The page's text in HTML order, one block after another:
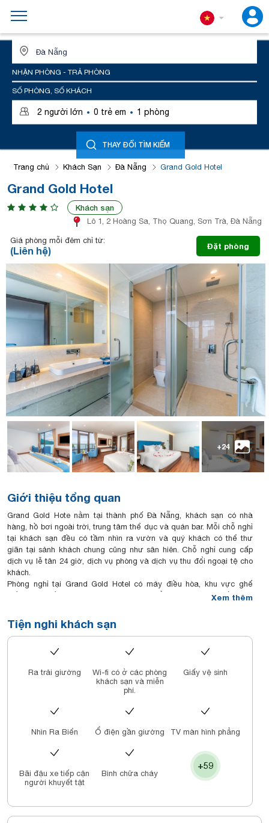
NHẬN PHÒNG - TRẢ PHÒNG
SỐ PHÒNG, SỐ KHÁCH
2 người lớn · 0 trẻ em · 1 phòng
THAY ĐỔI TÌM KIẾM
Trang chủ Khách Sạn Đà Nẵng Grand Gold Hotel
Grand Gold Hotel
Khách sạn
Lô 1, 2 Hoàng Sa, Thọ Quang, Sơn Trà, Đà Nẵng
Giá phòng mỗi đêm chỉ từ:
(Liên hệ) Đặt phòng
+24
Giới thiệu tổng quan
Grand Gold Hote nằm tại thành phố Đà Nẵng, khách sạn có nhà
hàng, hồ bơi ngoài trời, trung tâm thể dục và quán bar. Mỗi chỗ nghỉ
tại khách sạn đều có tầm nhìn ra vườn và quý khách có thể thư
giãn tại sảnh khách chung cũng như sân hiên. Chỗ nghỉ cung cấp
dịch vụ lễ tân 24 giờ, dịch vụ phòng và dịch vụ thu đổi ngoại tệ cho
khách.
Phòng nghỉ tại Grand Gold Hotel có máy điều hòa, khu vực ghế
ngồi, TV truyền hình vệ tinh màn hình phẳng, két an toàn, ấm đun
tắm cùng dép. Một số phòng còn được bố trí khu vực bếp ăn với lò
vi sóng, lò nướng và bếp nấu. Mỗi phòng đều được trang bị ga trải
giường và khăn tắm.
Chỗ nghỉ phục vụ bữa sáng kiểu lục địa hàng ngày.
cũng có thể thuê xe hơi tại Grand Gold Hotel.
Khách sạn nằm cách Bãi biển Mỹ Khê vài bước chân và Trung tâm
Nẵng 9 km từ Grand Gold Hotel, và chỗ nghỉ cung cấp dịch vụ đưa
Xem thêm
Tiện nghi khách sạn
Ra trải giường
Wi-fi có ở các phòng
khách sạn và miễn
phí.
Giấy vệ sinh
Nhìn Ra Biển Ổ điện gần giường TV màn hình phẳng
Bãi đậu xe tiếp cận
người khuyết tật
Bình chữa cháy
+59